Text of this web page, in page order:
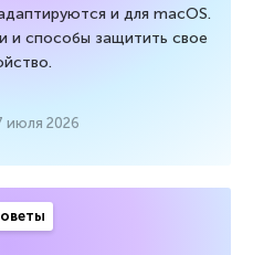
и для macOS.
и способы защитить свое
июля 2026